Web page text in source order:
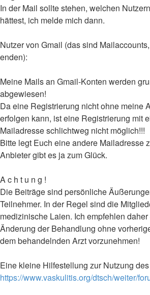
In der Mail sollte stehen, welchen
hättest, ich melde mich dann.
Nutzer von Gmail (das sind
enden):
Meine Mails an Gmail-Konten werden
abgewiesen!
Da eine Registrierung nicht ohne meine
erfolgen kann, ist eine Registrierung mit
Mailadresse schlichtweg nicht möglich!!!
Bitte legt Euch eine andere Mailadresse
Anbieter gibt es ja zum Glück.
A c h t u n g !
Die Beiträge sind persönliche
Teilnehmer. In der Regel sind die
medizinische Laien. Ich empfehlen
Änderung der Behandlung ohne
dem behandelnden Arzt vorzunehmen!
Eine kleine Hilfestellung zur Nutzung
https://www.vaskulitis.org/dtsch/weiter/